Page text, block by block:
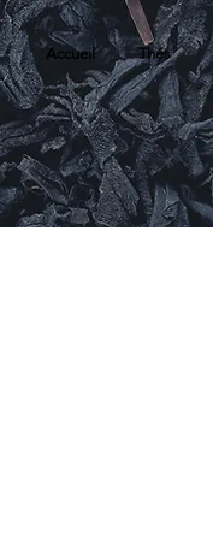
Accueil Thés